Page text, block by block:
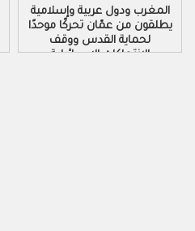
المغرب ودول عربية وإسلامية
يطلقون من عمّان تحركًا موحدًا
لحماية القدس ووقف
الانتهاكات الإسرائيلية